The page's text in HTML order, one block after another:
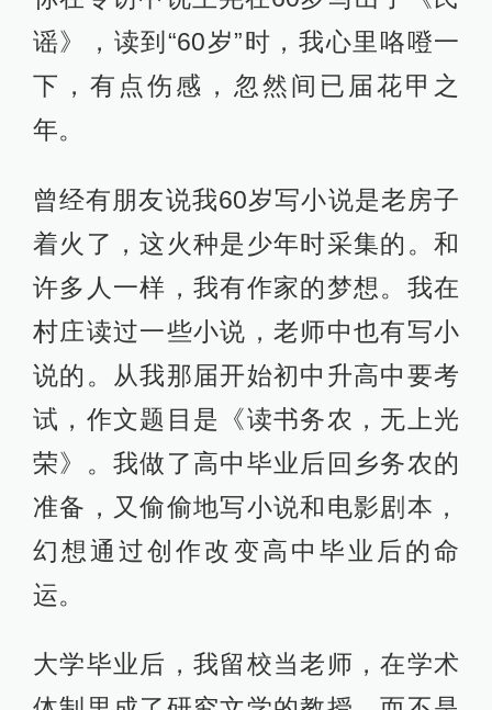
谣》，读到“60岁”时，我心里咯噔一
下，有点伤感，忽然间已届花甲之
年。
曾经有朋友说我60岁写小说是老房子
着火了，这火种是少年时采集的。和
许多人一样，我有作家的梦想。我在
村庄读过一些小说，老师中也有写小
说的。从我那届开始初中升高中要考
试，作文题目是《读书务农，无上光
荣》。我做了高中毕业后回乡务农的
准备，又偷偷地写小说和电影剧本，
幻想通过创作改变高中毕业后的命
运。
大学毕业后，我留校当老师，在学术